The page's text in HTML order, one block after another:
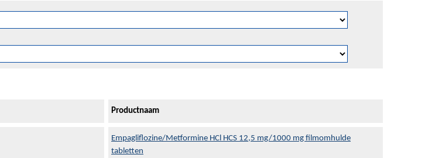
Productnaam
Empagliflozine/Metformine HCl HCS 12,5 mg/1000 mg filmomhulde
tabletten